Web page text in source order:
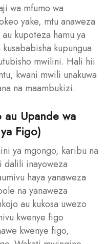
wa mfumo wa
yake, mtu anaweza
kupoteza hamu ya
kupungua
mwilini. Hali hii
kwani mwili unakuwa
na maambukizi.
Upande wa
Figo)
ya mgongo, karibu na
inayoweza
haya yanaweza
na yanaweza
au kukosa uwezo
kwenye figo
kwenye figo,